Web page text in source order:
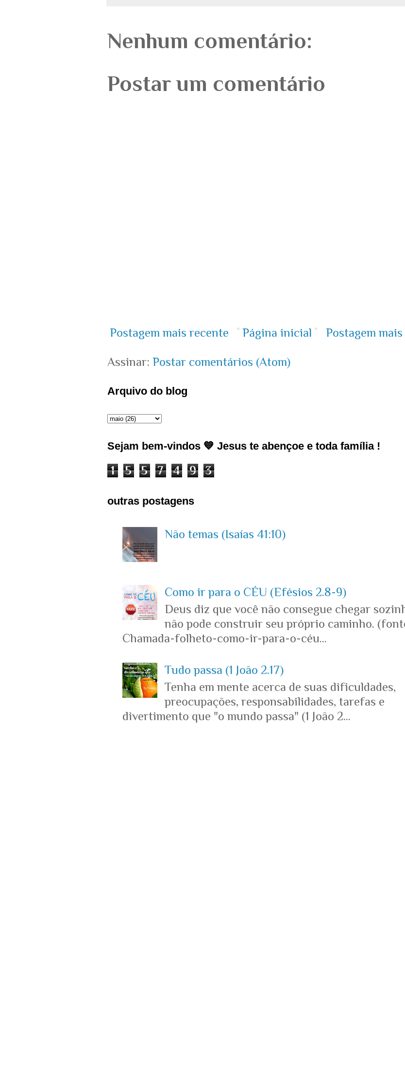
Nenhum comentário:
Postar um comentário
Postagem mais recente Postagem
Página inicial
Assinar: Postar comentários (Atom)
Arquivo do blog
Sejam bem-vindos 💙 Jesus te abençoe e toda família !
1 5 5 7 4 9 3
outras postagens
Não temas (Isaías 41:10)
Como ir para o CÉU (Efésios 2.8-9)
Deus diz que você não consegue chegar
não pode construir seu próprio caminho.
Chamada-folheto-como-ir-para-o-céu...
Tudo passa (1 João 2.17)
Tenha em mente acerca de suas dificuldades,
preocupações, responsabilidades, tarefas e
divertimento que "o mundo passa" (1 João 2...